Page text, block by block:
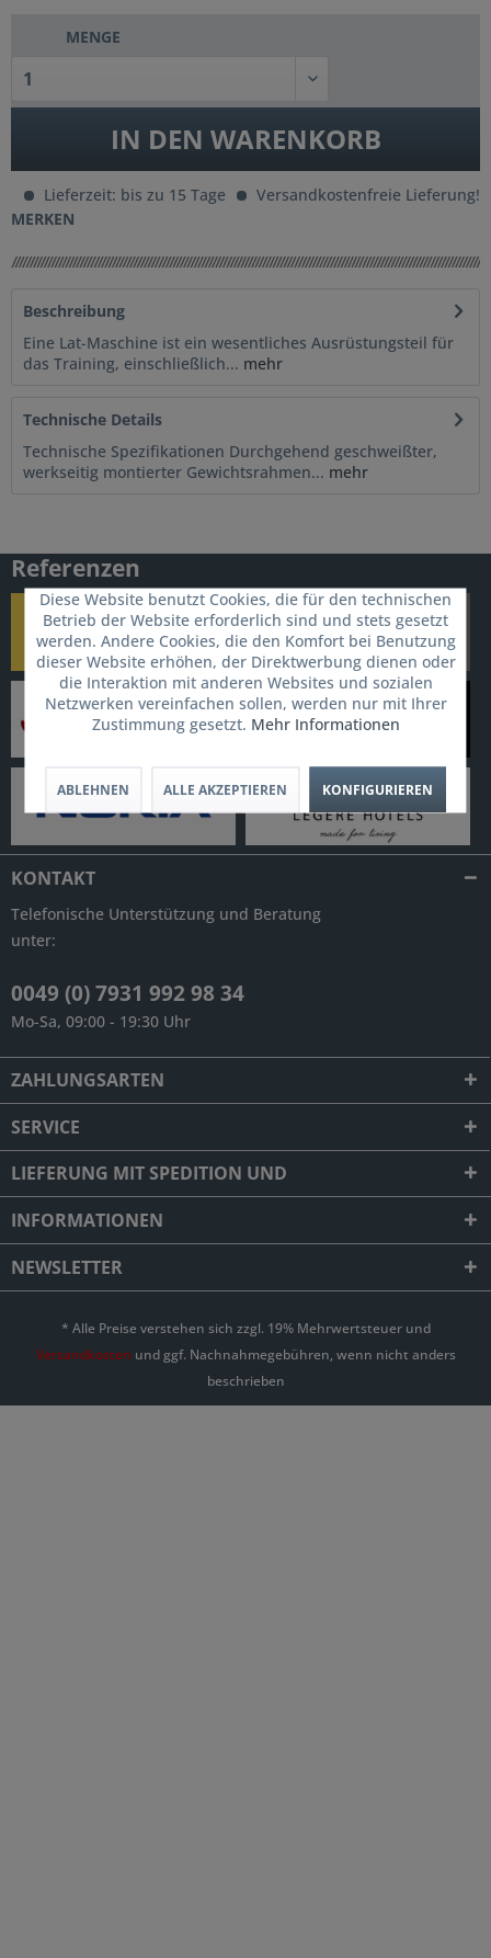
MENGE
IN DEN WARENKORB
Versandkostenfreie Lieferung!
Lieferzeit: bis zu 15 Tage
MERKEN
Beschreibung
Eine Lat-Maschine ist ein wesentliches Ausrüstungsteil für
das Training, einschließlich... mehr
Technische Details
Technische Spezifikationen Durchgehend geschweißter,
werkseitig montierter Gewichtsrahmen... mehr
Referenzen
KONTAKT
Telefonische Unterstützung und Beratung
unter:
0049 (0) 7931 992 98 34
Mo-Sa, 09:00 - 19:30 Uhr
ZAHLUNGSARTEN
SERVICE
LIEFERUNG MIT SPEDITION UND
INFORMATIONEN
NEWSLETTER
* Alle Preise verstehen sich zzgl. 19% Mehrwertsteuer und
Versandkosten und ggf. Nachnahmegebühren, wenn nicht anders
beschrieben
Diese Website benutzt Cookies, die für den technischen
Betrieb der Website erforderlich sind und stets gesetzt
werden. Andere Cookies, die den Komfort bei Benutzung
dieser Website erhöhen, der Direktwerbung dienen oder
die Interaktion mit anderen Websites und sozialen
Netzwerken vereinfachen sollen, werden nur mit Ihrer
Zustimmung gesetzt. Mehr Informationen
ABLEHNEN ALLE AKZEPTIEREN KONFIGURIEREN